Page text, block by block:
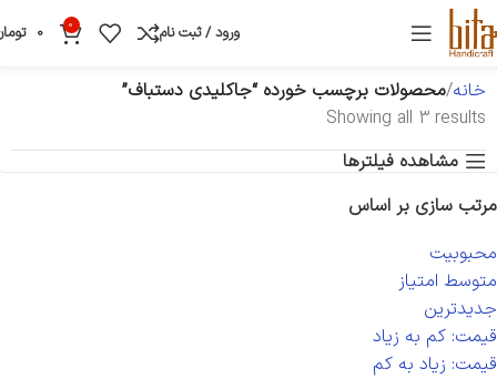
ورود / ثبت نام 0
0
خانه محصولات برچسب خورده “جاکلیدی دستباف”
Showing all 3 results
مشاهده فیلترها
مرتب سازی بر اساس
محبوبیت
متوسط امتیاز
جدیدترین
قیمت: کم به زیاد
قیمت: زیاد به کم